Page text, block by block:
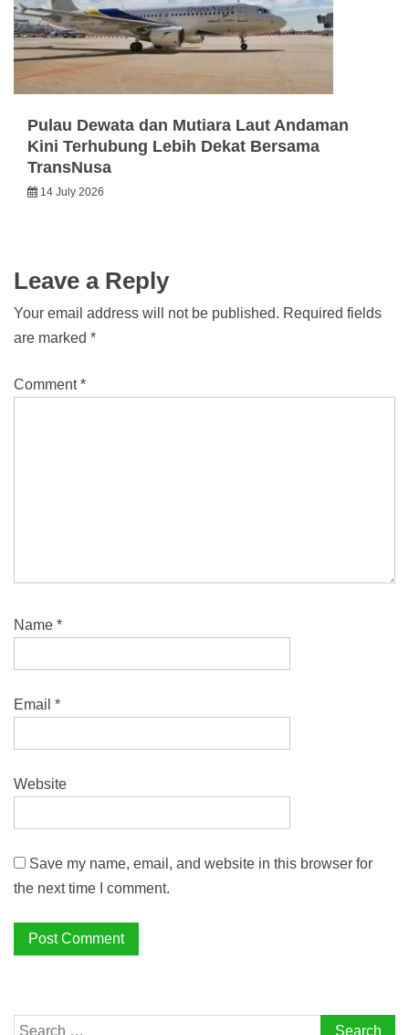
Pulau Dewata dan Mutiara Laut Andaman
Kini Terhubung Lebih Dekat Bersama
TransNusa
14 July 2026
Leave a Reply
Your email address will not be published. Required fields
are marked *
Comment*
Name *
Email *
Website
Save my name, email, and website in this browser for
the next time I comment.
Search